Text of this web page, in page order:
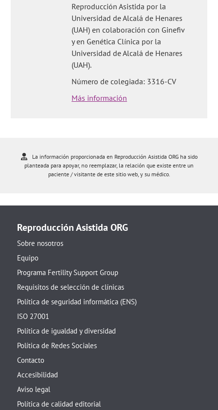
Reproducción Asistida por la
Universidad de Alcalá de Henares
(UAH) en colaboración con Ginefiv
y en Genética Clínica por la
Universidad de Alcalá de Henares
(UAH).
Número de colegiada: 3316-CV
Más información
La información proporcionada en Reproducción Asistida ORG ha sido
planteada para apoyar, no reemplazar, la relación que existe entre un
paciente / visitante de este sitio web, y su médico.
Reproducción Asistida ORG
Sobre nosotros
Equipo
Programa Fertility Support Group
Requisitos de selección de clínicas
Política de seguridad informática (ENS)
ISO 27001
Política de igualdad y diversidad
Política de Redes Sociales
Contacto
Accesibilidad
Aviso legal
Política de calidad editorial